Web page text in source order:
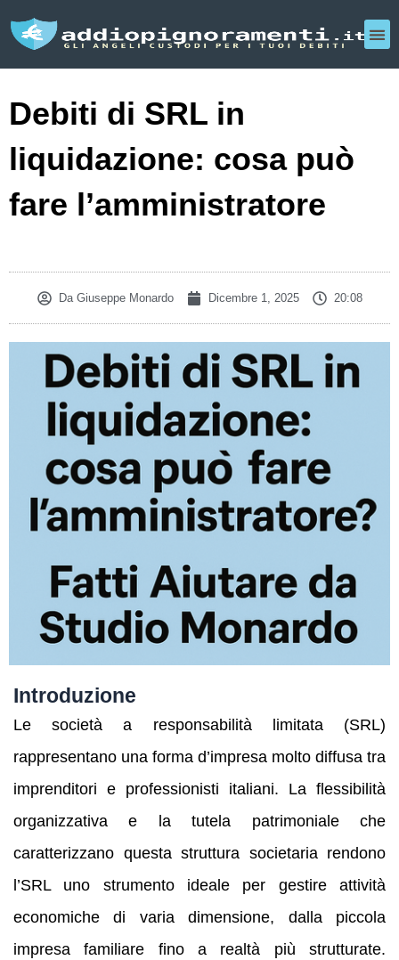
Debiti di SRL in
liquidazione: cosa può
fare l’amministratore
DaGiuseppe Monardo Dicembre 1, 2025 20:08
Introduzione
Le società a responsabilità limitata (SRL)
rappresentano una forma d’impresa molto diffusa tra
imprenditori e professionisti italiani. La flessibilità
organizzativa e la tutela patrimoniale che
caratterizzano questa struttura societaria rendono
l’SRL uno strumento ideale per gestire attività
economiche di varia dimensione, dalla piccola
impresa familiare fino a realtà più strutturate.